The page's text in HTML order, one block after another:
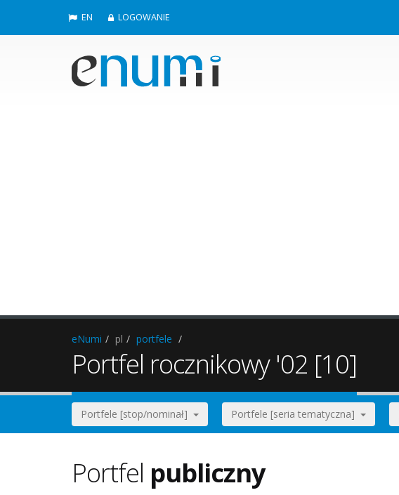
EN LOGOWANIE
eNumi pl portfele
Portfel rocznikowy '02 [10]
Portfele [stop/nominał] Portfele [seria tematyczna]
Portfel publiczny